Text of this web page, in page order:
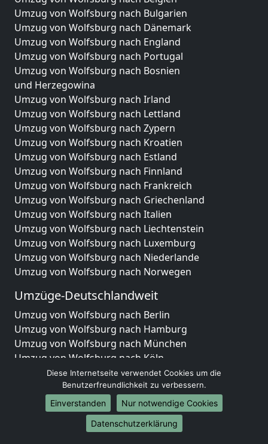
Umzug von Wolfsburg nach Bulgarien
Umzug von Wolfsburg nach Dänemark
Umzug von Wolfsburg nach England
Umzug von Wolfsburg nach Portugal
Umzug von Wolfsburg nach Bosnien
und Herzegowina
Umzug von Wolfsburg nach Irland
Umzug von Wolfsburg nach Lettland
Umzug von Wolfsburg nach Zypern
Umzug von Wolfsburg nach Kroatien
Umzug von Wolfsburg nach Estland
Umzug von Wolfsburg nach Finnland
Umzug von Wolfsburg nach Frankreich
Umzug von Wolfsburg nach Griechenland
Umzug von Wolfsburg nach Italien
Umzug von Wolfsburg nach Liechtenstein
Umzug von Wolfsburg nach Luxemburg
Umzug von Wolfsburg nach Niederlande
Umzug von Wolfsburg nach Norwegen
Umzüge-Deutschlandweit
Umzug von Wolfsburg nach Berlin
Umzug von Wolfsburg nach Hamburg
Umzug von Wolfsburg nach München
Umzug von Wolfsburg nach Köln
Umzug von Wolfsburg nach Frankfurt am Main
Umzug von Wolfsburg nach Stuttgart
Umzug von Wolfsburg nach Düsseldorf
Umzug von Wolfsburg nach Leipzig
Umzug von Wolfsburg nach Dortmund
Diese Internetseite verwendet Cookies um die
Benutzerfreundlichkeit zu verbessern.
Einverstanden
Nur notwendige Cookies
Datenschutzerklärung